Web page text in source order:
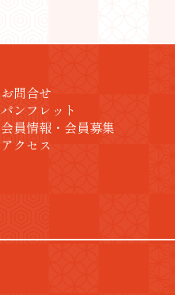
お問合せ
パンフレット
会員情報・会員募集
アクセス